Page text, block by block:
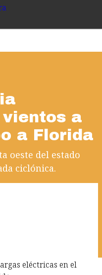
a
a Florida
oeste del estado
ciclónica.
eléctricas en el